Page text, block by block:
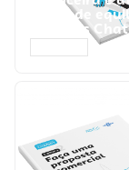
ponto de
Prompts